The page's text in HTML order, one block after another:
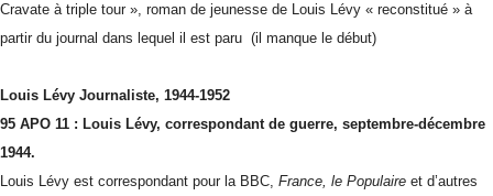
Cravate à triple tour », roman de jeunesse de Louis Lévy « reconstitué » à
partir du journal dans lequel il est paru (il manque le début)
Louis Lévy Journaliste, 1944-1952
95 APO 11 : Louis Lévy, correspondant de guerre, septembre-décembre
1944.
Louis Lévy est correspondant pour la BBC, France, le Populaire et d’autres